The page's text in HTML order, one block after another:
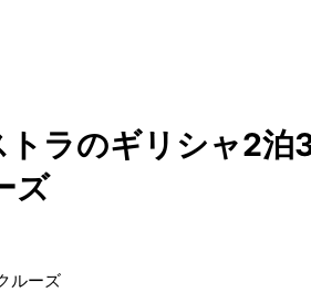
ラのギリシャ2泊
ズ
ルーズ